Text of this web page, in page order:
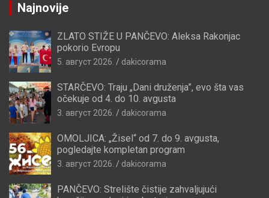
Najnovije
ZLATO STIŽE U PANČEVO: Aleksa Rakonjac
pokorio Evropu
5. август 2026. dakicorama
STARČEVO: Traju „Dani druženja”, evo šta vas
očekuje od 4. do 10. avgusta
3. август 2026. dakicorama
OMOLJICA: „Žisel“ od 7. do 9. avgusta,
pogledajte kompletan program
3. август 2026. dakicorama
PANČEVO: Strelište čistije zahvaljujući